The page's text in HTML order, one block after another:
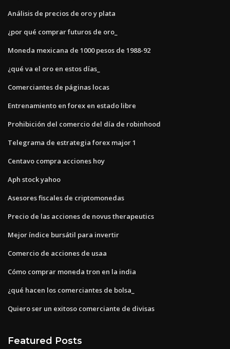
Análisis de precios de oro y plata
¿por qué comprar futuros de oro_
Moneda mexicana de 1000 pesos de 1988-92
¿qué va el oro en estos días_
Comerciantes de páginas locas
Entrenamiento en forex en estado libre
Prohibición del comercio del día de robinhood
Telegrama de estrategia forex major 1
Centavo compra acciones hoy
Aph stock yahoo
Asesores fiscales de criptomonedas
Precio de las acciones de novus therapeutics
Mejor índice bursátil para invertir
Comercio de acciones de usaa
Cómo comprar moneda tron ​​en la india
¿qué hacen los comerciantes de bolsa_
Quiero ser un exitoso comerciante de divisas
Featured Posts